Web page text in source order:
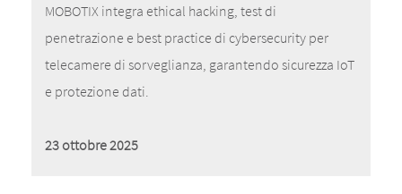
MOBOTIX integra ethical hacking, test di
penetrazione e best practice di cybersecurity per
telecamere di sorveglianza, garantendo sicurezza IoT
e protezione dati.
23 ottobre 2025